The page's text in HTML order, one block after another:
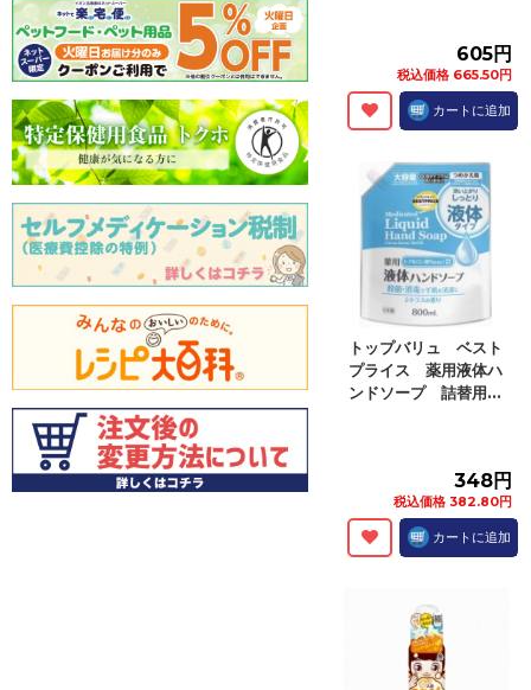
605円
税込価格 665.50円
カートに追加
トップバリュ ベスト
プライス 薬用液体ハ
ンドソープ 詰替用...
348円
税込価格 382.80円
カートに追加